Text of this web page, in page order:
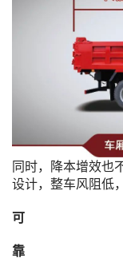
同时，降本增效也
设计，整车风阻低
可
靠